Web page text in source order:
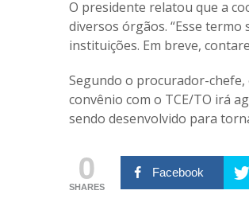
O presidente relatou que a
diversos órgãos. “Esse
instituições. Em breve,
Segundo o procurador-
convênio com o TCE/TO irá
sendo desenvolvido para
0
SHARES
Facebook